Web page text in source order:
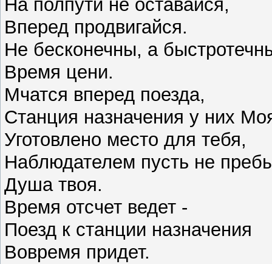
Вперед продвигайся.
Не бесконечны, а
Время цени.
Мчатся вперед поезда,
Станция назначения у них
Уготовлено место для тебя,
Наблюдателем пусть не
Душа твоя.
Время отсчет ведет -
Поезд к станции назначения
Вовремя придет.